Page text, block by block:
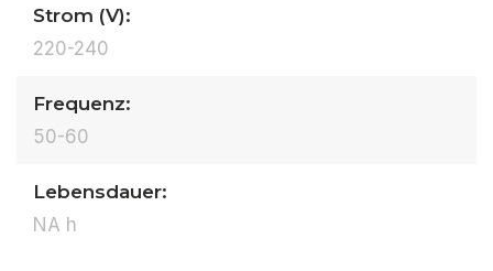
Strom (V):
220-240
Frequenz:
50-60
Lebensdauer:
NA h